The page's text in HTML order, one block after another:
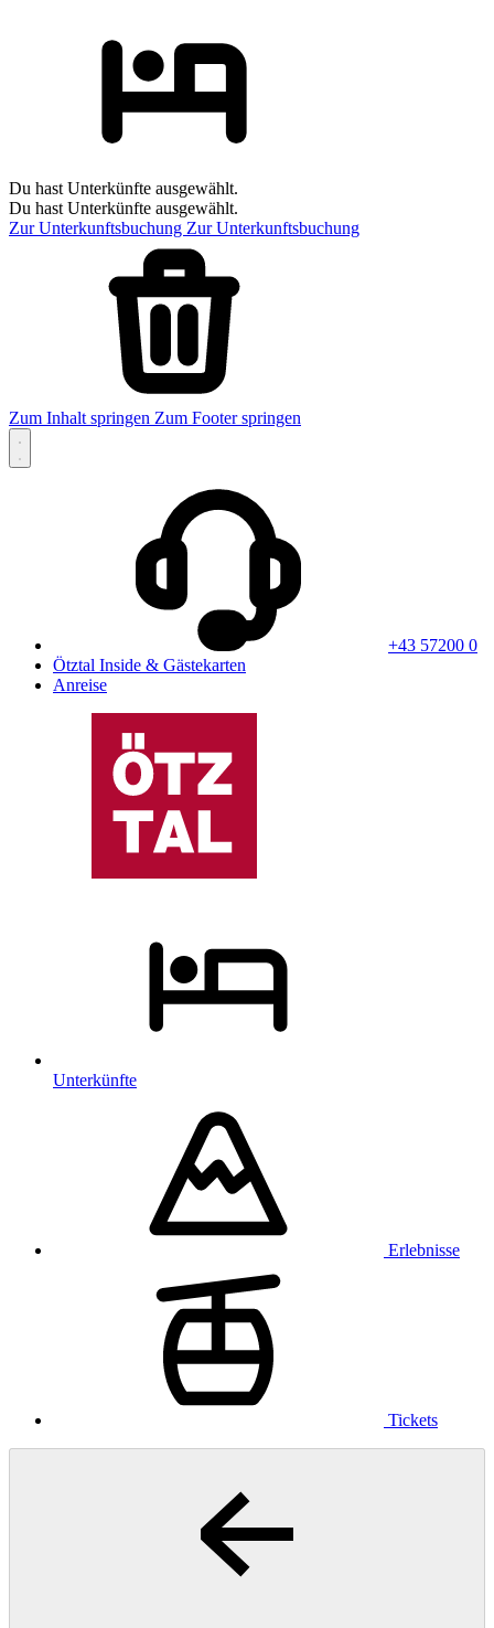
Du hast Unterkünfte ausgewählt.
Du hast Unterkünfte ausgewählt.
Zur Unterkunftsbuchung Zur Unterkunftsbuchung
Zum Inhalt springen Zum Footer springen
+43 57200 0
Ötztal Inside & Gästekarten
Anreise
Unterkünfte
Erlebnisse
Tickets